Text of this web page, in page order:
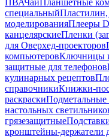
ПВАЧайПланшетные
специальныйПластилин,
моделированияПлееры
канцелярскиеПленки
для Оверхед-проекторов
компьютеровКлючницы
защитные для телефонов
кулинарных рецептов
справочникиКнижки-
раскраски
настольных
грязезащитные
кронштейны-держатели